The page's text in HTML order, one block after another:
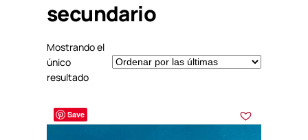
secundario
Mostrando el
único
resultado
Save